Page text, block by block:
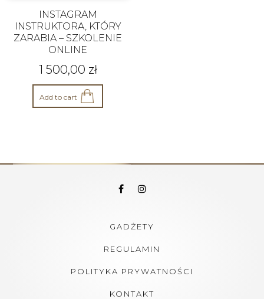
INSTAGRAM
INSTRUKTORA, KTÓRY
ZARABIA – SZKOLENIE
ONLINE
1 500,00 zł
Add to cart
GADŻETY
REGULAMIN
POLITYKA PRYWATNOŚCI
KONTAKT